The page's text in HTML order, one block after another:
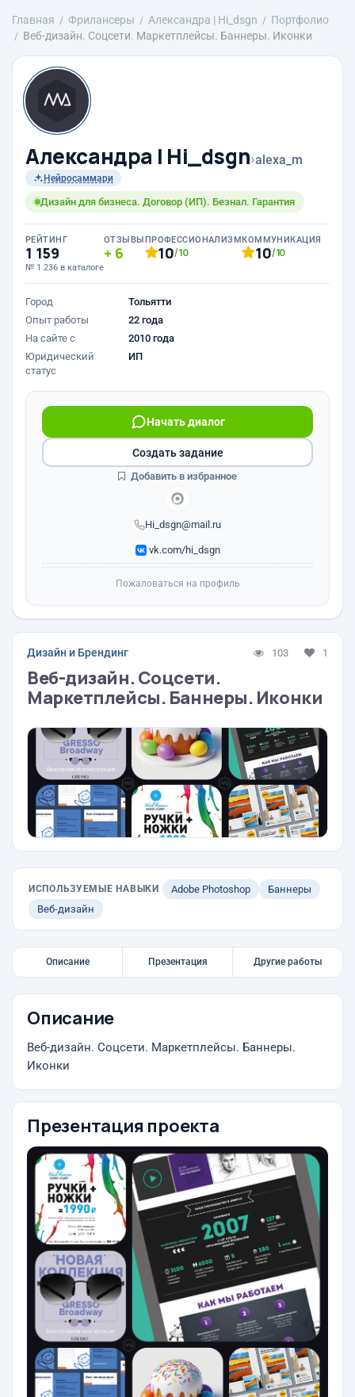
Главная Фрилансеры Александра | Hi_dsgn
Портфолио
Веб-дизайн. Соцсети. Маркетплейсы. Баннеры. Иконки
Александра | Hi_dsgn›alexa_m
Нейросаммари
Дизайн для бизнеса. Договор (ИП). Безнал. Гарантия
РЕЙТИНГ
1 159
№ 1 236 в каталоге
ОТЗЫВЫ
6
ПРОФЕССИОНАЛИЗМ
10/10
КОММУНИКАЦИЯ
10/10
Город
Тольятти
Опыт работы
22 года
На сайте с
2010 года
Юридический
статус
ИП
Hi_dsgn@mail.ru
Начать диалог
vk.com/hi_dsgn
Создать задание
Добавить в избранное
Пожаловаться на профиль
Дизайн и Брендинг 103 1
Веб-дизайн. Соцсети.
Маркетплейсы. Баннеры. Иконки
ИСПОЛЬЗУЕМЫЕ НАВЫКИ Adobe Photoshop
Баннеры
Веб-дизайн
Описание Презентация Другие работы
Описание
Веб-дизайн. Соцсети. Маркетплейсы. Баннеры.
Иконки
Презентация проекта